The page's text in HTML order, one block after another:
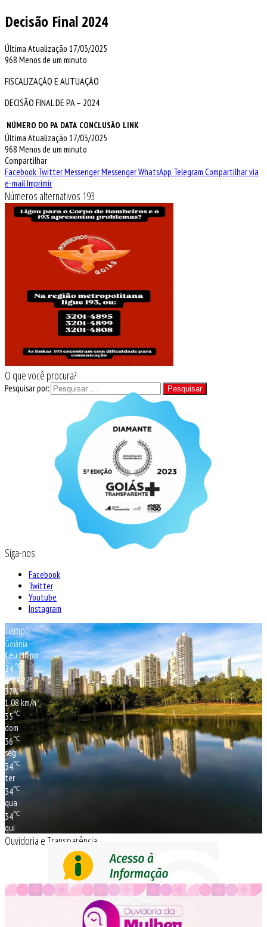
Decisão Final 2024
Última Atualização 17/03/2025
968 Menos de um minuto
FISCALIZAÇÃO E AUTUAÇÃO
DECISÃO FINAL DE PA – 2024
NÚMERO DO PA DATA CONCLUSÃO LINK
Última Atualização 17/03/2025
968 Menos de um minuto
Compartilhar
Facebook TwitterMessengerMessengerWhatsApp Telegram Compartilhar via
e-mailImprimir
Números alternativos 193
O que você procura?
Pesquisar por:
Siga-nos
Facebook
Twitter
Youtube
Instagram
Tempo
Goiânia
Céu Limpo
24℃
35º - 22º
37%
1.08 km/h
35℃
dom
36℃
seg
34℃
ter
34℃
qua
34℃
qui
Ouvidoria e Transparência